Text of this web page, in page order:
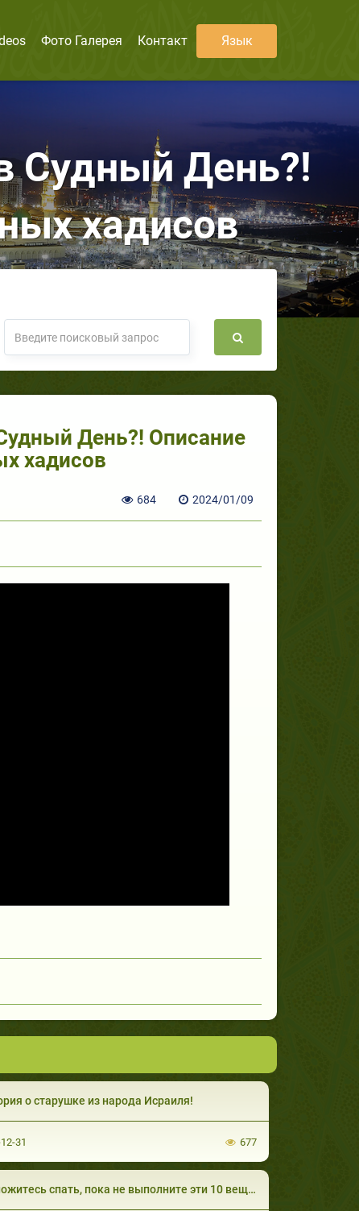
Фото Галерея Контакт Язык
хадисов
хадисов
684 2024/01/09
Вы обязательно будете спрошены об этом наслаждении! Случай из жизни пророкаﷺ I
о старушке из народа Исраиля!
31 677